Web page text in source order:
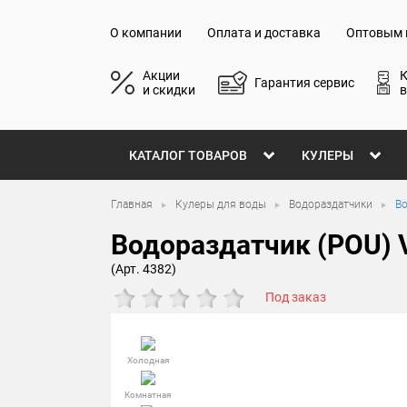
О компании Оплата и доставка Оптовым
Акции
и скидки
Гарантия сервис
КАТАЛОГ ТОВАРОВ КУЛЕРЫ
Главная Кулеры для воды Водораздатчики
Водораздатчик (POU)
(Арт. 4382)
Под заказ
Холодная
Комнатная